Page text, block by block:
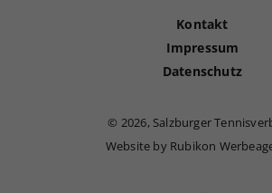
Kontakt
Impressum
Datenschutz
© 2026, Salzburger
Website by Rubikon